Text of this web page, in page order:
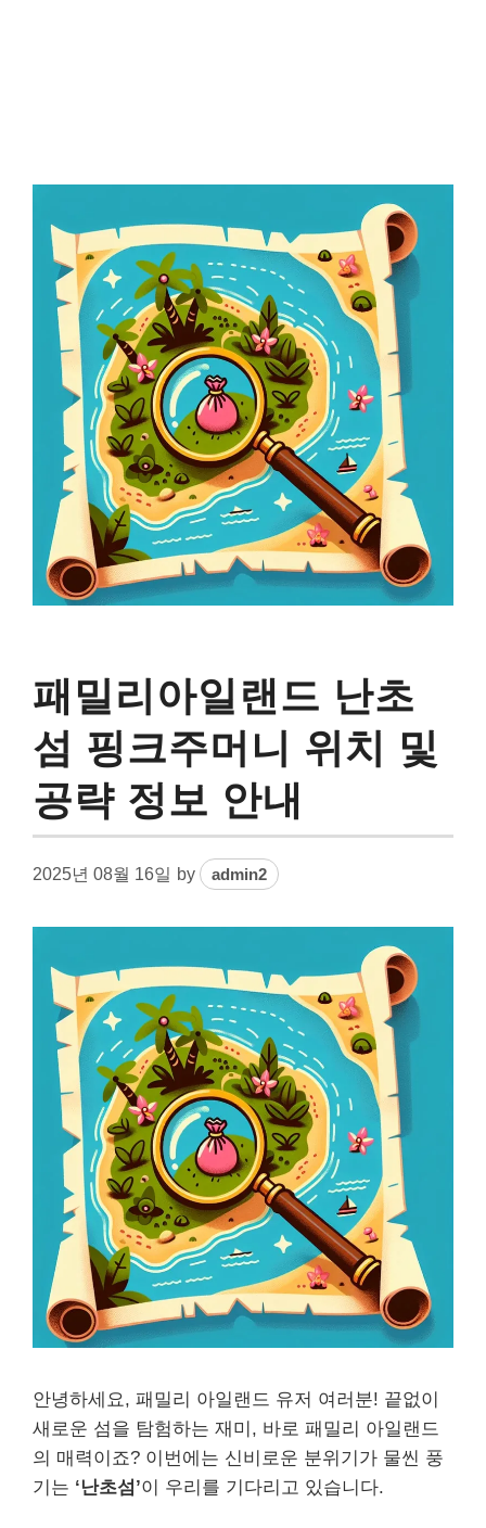
패밀리아일랜드 난초
섬 핑크주머니 위치 및
공략 정보 안내
2025년 08월 16일 by admin2
안녕하세요, 패밀리 아일랜드 유저 여러분! 끝없이
새로운 섬을 탐험하는 재미, 바로 패밀리 아일랜드
의 매력이죠? 이번에는 신비로운 분위기가 물씬 풍
기는 ‘난초섬’이 우리를 기다리고 있습니다.